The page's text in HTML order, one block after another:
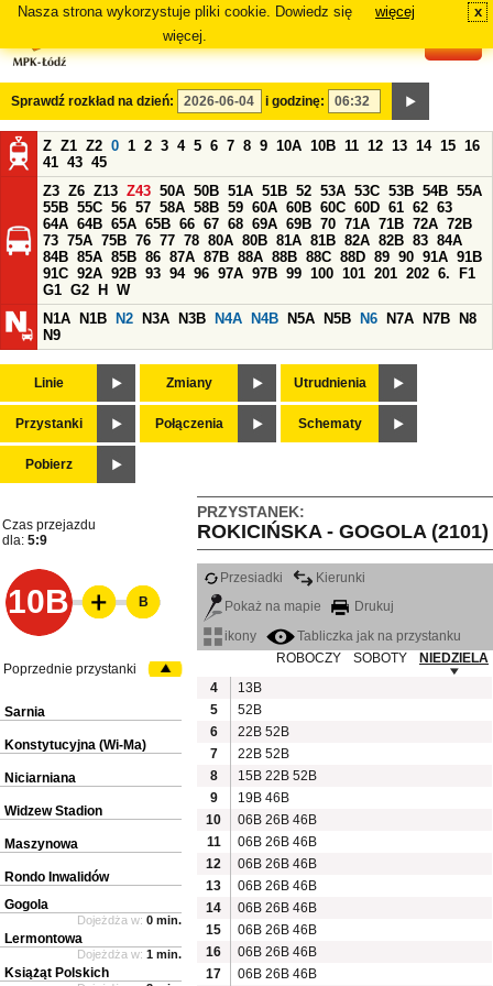
Nasza strona wykorzystuje pliki cookie. Dowiedz się
więcej.
więcej x
Sprawdź rozkład na dzień: i godzinę:
Z Z1 Z2 0 1 2 3 4 5 6 7 8 9 10A 10B 11 12 13 14 15 16
41 43 45
Z3 Z6 Z13 Z43 50A 50B 51A 51B 52 53A 53C 53B 54B 55A
55B 55C 56 57 58A 58B 59 60A 60B 60C 60D 61 62 63
64A 64B 65A 65B 66 67 68 69A 69B 70 71A 71B 72A 72B
73 75A 75B 76 77 78 80A 80B 81A 81B 82A 82B 83 84A
84B 85A 85B 86 87A 87B 88A 88B 88C 88D 89 90 91A 91B
91C 92A 92B 93 94 96 97A 97B 99 100 101 201 202 6.
F1
G1 G2 H
W
N1A
N1B N2 N3A N3B N4A N4B N5A N5B N6 N7A N7B
N8
N9
Linie Zmiany Utrudnienia
Przystanki Połączenia Schematy
Pobierz
PRZYSTANEK:
ROKICIŃSKA - GOGOLA (2101)
Czas przejazdu
dla: 5:9
10B
Przesiadki
Kierunki
Pokaż na mapie
Drukuj
ikony
Tabliczka jak na przystanku
ROBOCZY
SOBOTY
NIEDZIELA
4
13B
5
52B
6
22B 52B
7
22B 52B
8
15B 22B 52B
9
19B 46B
10
06B 26B 46B
11
06B 26B 46B
12
06B 26B 46B
13
06B 26B 46B
14
06B 26B 46B
15
06B 26B 46B
16
06B 26B 46B
17
06B 26B 46B
B
Poprzednie przystanki
Sarnia
Konstytucyjna (Wi-Ma)
Niciarniana
Widzew Stadion
Maszynowa
Rondo Inwalidów
Gogola
Dojeżdża w: 0 min.
Lermontowa
Dojeżdża w: 1 min.
Książąt Polskich